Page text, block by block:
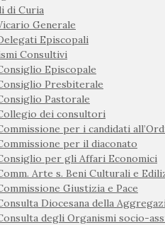
di Curia
Generale
Episcopali
Consultivi
Episcopale
Presbiterale
Pastorale
dei consultori
per i candidati
per il diaconato
per gli Affari Economici
Arte s. Beni Culturali e
Giustizia e Pace
Diocesana della
degli Organismi socio-